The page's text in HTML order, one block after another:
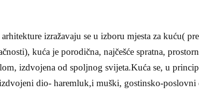
izražavaju se u izboru mjesta za kuću(
kuća je porodična, najčešće spratna,
izdvojena od spoljnog svijeta.Kuća se, u
dio- haremluk,i muški, gostinsko-